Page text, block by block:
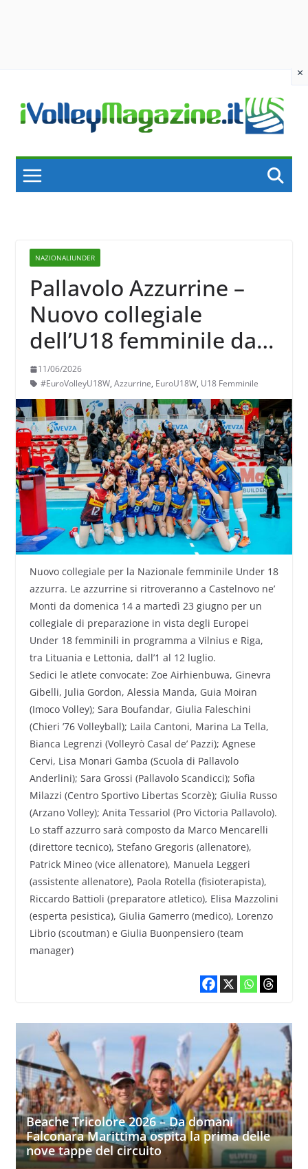
×
content
NAZIONALIUNDER
Pallavolo Azzurrine –
Nuovo collegiale
dell’U18 femminile dal
14 al 23 giugno a
Castelnuovo ne’ Monti
11/06/2026
#EuroVolleyU18W, Azzurrine, EuroU18W, U18 Femminile
Nuovo collegiale per la Nazionale femminile Under 18
azzurra. Le azzurrine si ritroveranno a Castelnovo ne’
Monti da domenica 14 a martedì 23 giugno per un
collegiale di preparazione in vista degli Europei
Under 18 femminili in programma a Vilnius e Riga,
tra Lituania e Lettonia, dall’1 al 12 luglio.
Sedici le atlete convocate: Zoe Airhienbuwa, Ginevra
Gibelli, Julia Gordon, Alessia Manda, Guia Moiran
(Imoco Volley); Sara Boufandar, Giulia Faleschini
(Chieri ’76 Volleyball); Laila Cantoni, Marina La Tella,
Bianca Legrenzi (Volleyrò Casal de’ Pazzi); Agnese
Cervi, Lisa Monari Gamba (Scuola di Pallavolo
Anderlini); Sara Grossi (Pallavolo Scandicci); Sofia
Milazzi (Centro Sportivo Libertas Scorzè); Giulia Russo
(Arzano Volley); Anita Tessariol (Pro Victoria Pallavolo).
Lo staff azzurro sarà composto da Marco Mencarelli
(direttore tecnico), Stefano Gregoris (allenatore),
Patrick Mineo (vice allenatore), Manuela Leggeri
(assistente allenatore), Paola Rotella (fisioterapista),
Riccardo Battioli (preparatore atletico), Elisa Mazzolini
(esperta pesistica), Giulia Gamerro (medico), Lorenzo
Librio (scoutman) e Giulia Buonpensiero (team
manager)
Beache Tricolore 2026 – Da domani
Falconara Marittima ospita la prima delle
nove tappe del circuito